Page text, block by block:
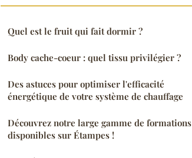
Quel est le fruit qui fait dormir ?
Body cache-coeur : quel tissu privilégier ?
Des astuces pour optimiser l'efficacité
énergétique de votre système de chauffage
Découvrez notre large gamme de formations
disponibles sur Étampes !